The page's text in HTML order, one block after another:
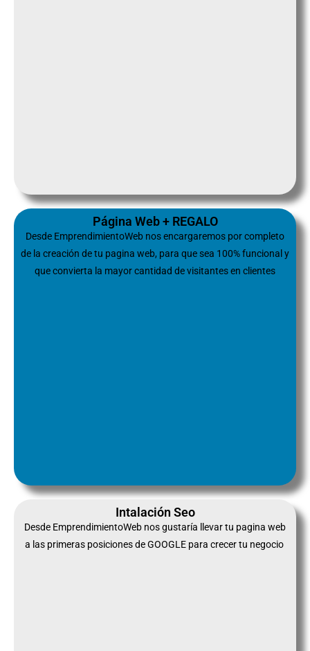
Página Web + REGALO
Desde EmprendimientoWeb nos encargaremos por completo
de la creación de tu pagina web, para que sea 100% funcional y
que convierta la mayor cantidad de visitantes en clientes
Intalación Seo
Desde EmprendimientoWeb nos gustaría llevar tu pagina web
a las primeras posiciones de GOOGLE para crecer tu negocio